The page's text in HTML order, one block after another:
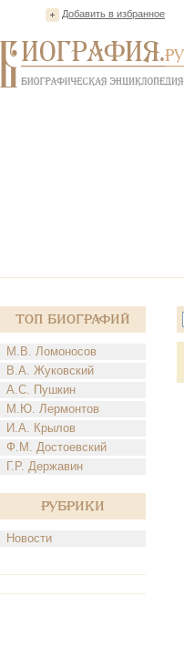
Добавить в избранное
Топ Биографий
М.В. Ломоносов
В.А. Жуковский
А.С. Пушкин
М.Ю. Лермонтов
И.А. Крылов
Ф.М. Достоевский
Г.Р. Державин
Рубрики
Новости